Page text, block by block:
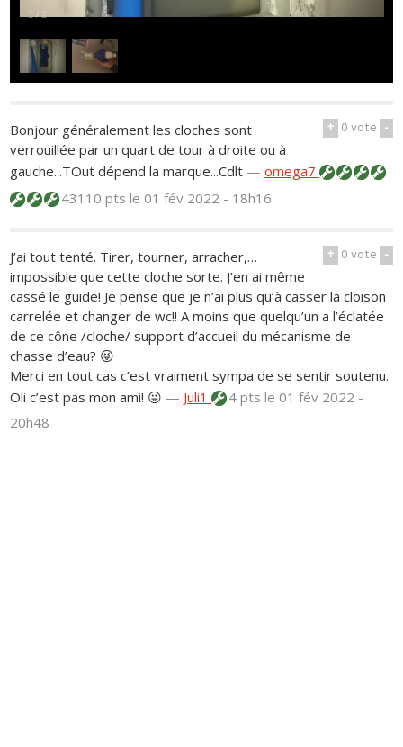
1 / 2
+ 0vote -
Bonjour généralement les cloches sont
verrouillée par un quart de tour à droite ou à
gauche...TOut dépend la marque...Cdlt —omega7
43110 ptsle 01 fév 2022 - 18h16
+ 0vote -
J’ai tout tenté. Tirer, tourner, arracher,…
impossible que cette cloche sorte. J’en ai même
cassé le guide! Je pense que je n’ai plus qu’à casser la cloison
carrelée et changer de wc!! A moins que quelqu’un a l’éclatée
de ce cône /cloche/ support d’accueil du mécanisme de
chasse d’eau? 😜
Merci en tout cas c’est vraiment sympa de se sentir soutenu.
Oli c’est pas mon ami! 😜 — Juli1 4 ptsle 01 fév 2022 -
20h48